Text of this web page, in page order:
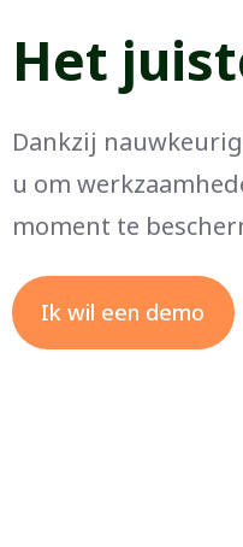
Het
Dankzij
u om
moment te
Ik wil een demo